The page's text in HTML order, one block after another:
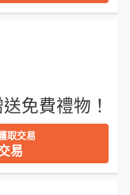
免費禮物！
取交易
易